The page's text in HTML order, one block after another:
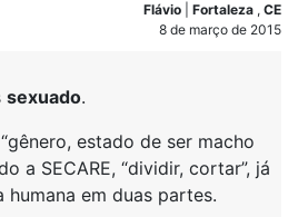
Flávio Fortaleza , CE
8 de março de 2015
sexuado.
estado de ser macho
a SECARE, “dividir, cortar”, já
humana em duas partes.